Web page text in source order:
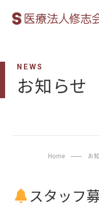
NEWS
お知らせ
Home お
スタッフ